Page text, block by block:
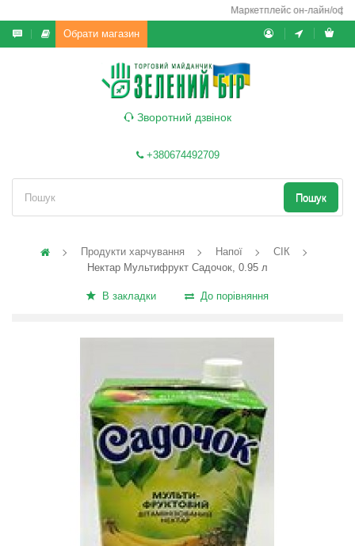
Маркетплейс он-лайн/офф-
Обрати магазин
Зворотний дзвінок
+380674492709
Пошук
Продукти харчування Напої
СІК
Нектар Мультифрукт Садочок, 0.95 л
В закладки До порівняння